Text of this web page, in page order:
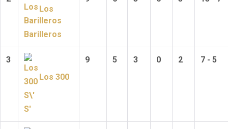
Los
Barilleros
3
Los 300
S'
9 5 3 0 2 7 - 5